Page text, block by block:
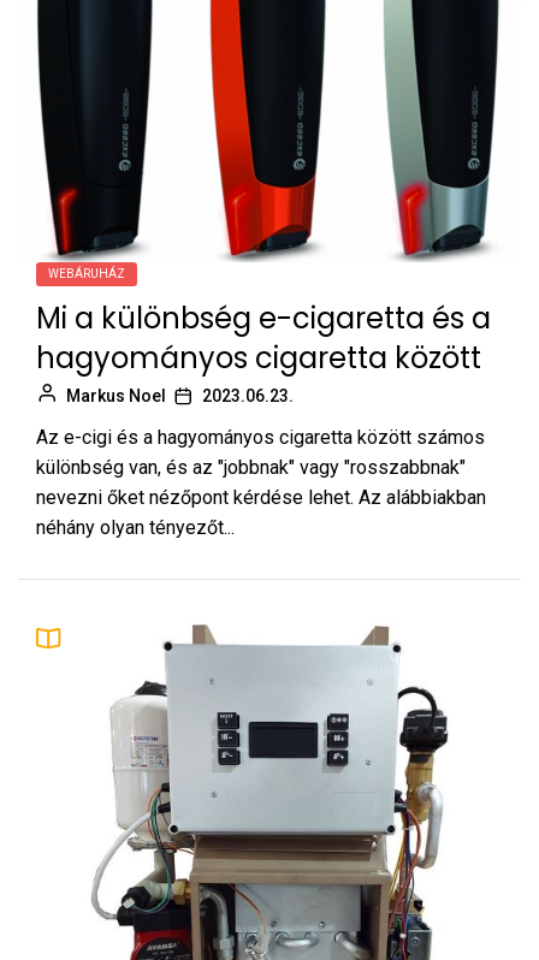
WEBÁRUHÁZ
Mi a különbség e-cigaretta és a
hagyományos cigaretta között
Markus Noel 2023.06.23.
Az e-cigi és a hagyományos cigaretta között számos
különbség van, és az "jobbnak" vagy "rosszabbnak"
nevezni őket nézőpont kérdése lehet. Az alábbiakban
néhány olyan tényezőt...